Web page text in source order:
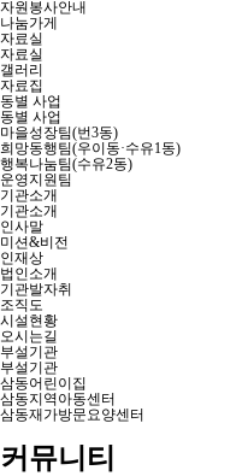
자원봉사안내
나눔가게
자료실
자료실
갤러리
자료집
동별 사업
동별 사업
마을성장팀(번3동)
희망동행팀(우이동·수유1동)
행복나눔팀(수유2동)
운영지원팀
기관소개
기관소개
인사말
미션&비전
인재상
법인소개
기관발자취
조직도
시설현황
오시는길
부설기관
부설기관
삼동어린이집
삼동지역아동센터
삼동재가방문요양센터
커뮤니티